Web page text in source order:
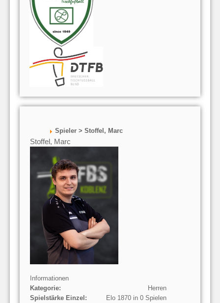
Spieler > Stoffel, Marc
Stoffel, Marc
Informationen
Kategorie:
Herren
Spielstärke Einzel:
Elo 1870 in 0 Spielen